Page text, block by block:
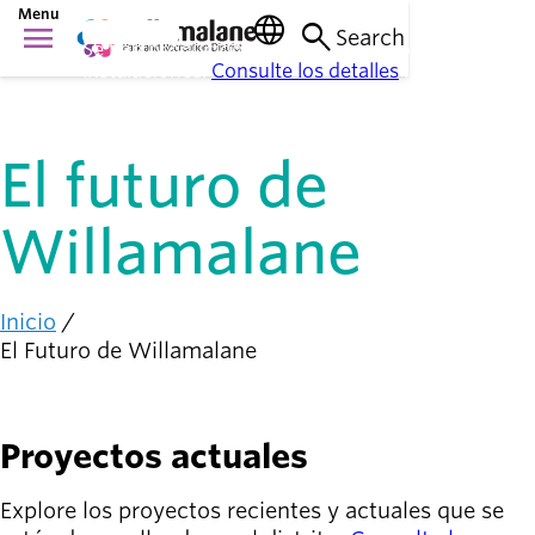
Saltar
contenido
principal
help
Se han producido cambios en el programa y las
instalaciones. Consulte los detalles .
menu
Menu language search Search
person_raised_hand
Cosas que
hacer
nature_people
Lugares
Parques, senderos
e instalaciones
Conexión
con la
mutuamente
Complicarse
El futuro de
Willamalane
Ruta
Inicio
El Futuro de Willamalane
Proyectos actuales
Explore los proyectos recientes y actuales que se